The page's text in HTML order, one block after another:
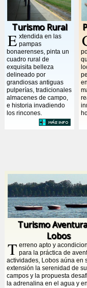
Turismo Rural
E xtendida en las
pampas
bonaerenses, pinta un
cuadro rural de
exquisita belleza
delineado por
grandiosas antiguas
pulperías, tradicionales
almacenes de campo,
e historia invadiendo
los rincones.
Turismo
Lobos
T erreno apto y
para la práctica de
actividades, Lobos aúna en
extensión la serenidad de
campos y la propuesta
la adrenalina en el agua y